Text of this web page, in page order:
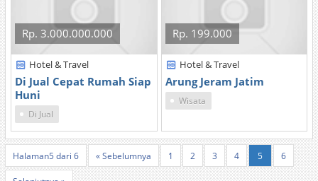
Rp. 3.000.000.000
Hotel & Travel
Di Jual Cepat Rumah Siap
Huni
Di Jual
Rp. 199.000
Hotel & Travel
Arung Jeram Jatim
Wisata
Halaman5 dari 6 « Sebelumnya 1 2 3 4 5 6